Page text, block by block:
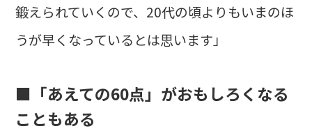
鍛えられていくので、20代の頃よりもいまのほ
うが早くなっているとは思います」
■「あえての60点」がおもしろくなる
こともある